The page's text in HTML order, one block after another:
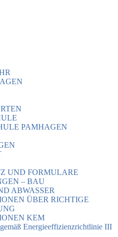
PAMHAGEN
UND FORMULARE
– BAU
ABWASSER
ÜBER RICHTIGE
KEM
Energieeffizienzrichtlinie III